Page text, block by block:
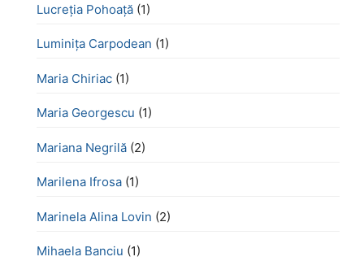
Lucreţia Pohoaţă (1)
Luminița Carpodean (1)
Maria Chiriac (1)
Maria Georgescu (1)
Mariana Negrilă (2)
Marilena Ifrosa (1)
Marinela Alina Lovin (2)
Mihaela Banciu (1)